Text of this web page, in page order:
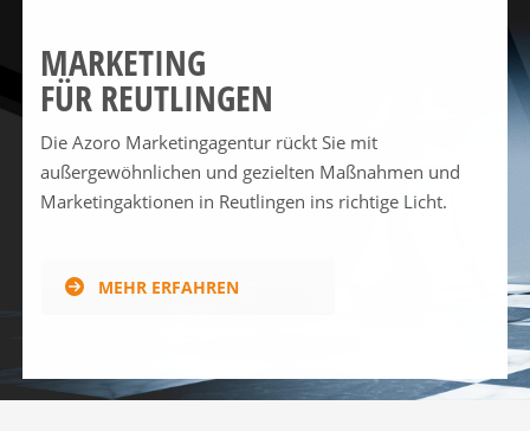
MARKETING
FÜR REUTLINGEN
Die Azoro Marketingagentur rückt Sie mit
außergewöhnlichen und gezielten Maßnahmen und
Marketingaktionen in Reutlingen ins richtige Licht.
MEHR ERFAHREN